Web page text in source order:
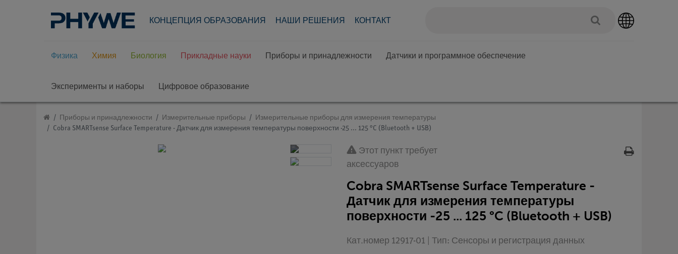
КОНЦЕПЦИЯ ОБРАЗОВАНИЯ НАШИ РЕШЕНИЯ КОНТАКТ
Физика Химия Биология Прикладные науки Приборы и принадлежности Датчики и программное обеспечение
Эксперименты и наборы Цифровое образование
Приборы и принадлежности Измерительные приборы
Измерительные приборы для измерения температуры
Cobra SMARTsense Surface Temperature - Датчик для измерения температуры поверхности -25 ... 125 °C (Bluetooth + USB)
Этот пункт требует
аксессуаров
Cobra SMARTsense Surface Temperature -
Датчик для измерения температуры
поверхности -25 ... 125 °C (Bluetooth + USB)
Кат.номер 12917-01 | Тип: Сенсоры и регистрация данных